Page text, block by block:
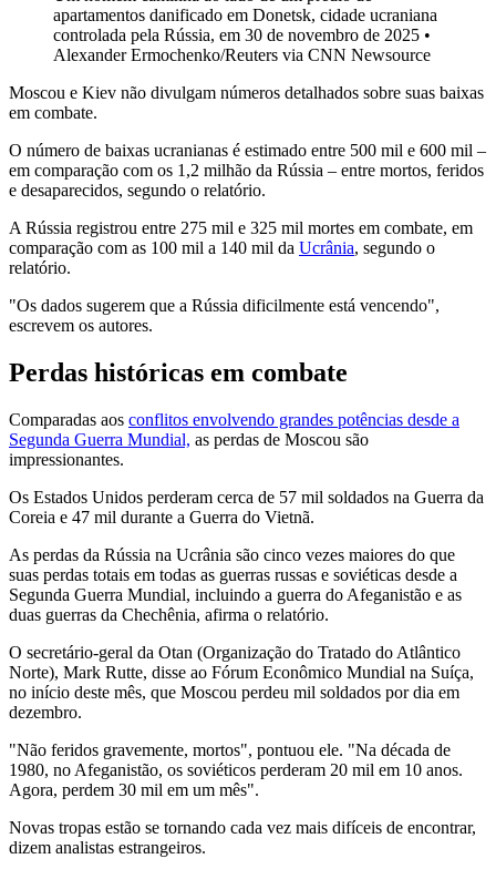
apartamentos danificado em Donetsk, cidade ucraniana
controlada pela Rússia, em 30 de novembro de 2025 •
Alexander Ermochenko/Reuters via CNN Newsource
Moscou e Kiev não divulgam números detalhados sobre suas baixas
em combate.
O número de baixas ucranianas é estimado entre 500 mil e 600 mil –
em comparação com os 1,2 milhão da Rússia – entre mortos, feridos
e desaparecidos, segundo o relatório.
A Rússia registrou entre 275 mil e 325 mil mortes em combate, em
comparação com as 100 mil a 140 mil da Ucrânia, segundo o
relatório.
"Os dados sugerem que a Rússia dificilmente está vencendo",
escrevem os autores.
Perdas históricas em combate
Comparadas aos conflitos envolvendo grandes potências desde a
Segunda Guerra Mundial, as perdas de Moscou são
impressionantes.
Os Estados Unidos perderam cerca de 57 mil soldados na Guerra da
Coreia e 47 mil durante a Guerra do Vietnã.
As perdas da Rússia na Ucrânia são cinco vezes maiores do que
suas perdas totais em todas as guerras russas e soviéticas desde a
Segunda Guerra Mundial, incluindo a guerra do Afeganistão e as
duas guerras da Chechênia, afirma o relatório.
O secretário-geral da Otan (Organização do Tratado do Atlântico
Norte), Mark Rutte, disse ao Fórum Econômico Mundial na Suíça,
no início deste mês, que Moscou perdeu mil soldados por dia em
dezembro.
"Não feridos gravemente, mortos", pontuou ele. "Na década de
1980, no Afeganistão, os soviéticos perderam 20 mil em 10 anos.
Agora, perdem 30 mil em um mês".
Novas tropas estão se tornando cada vez mais difíceis de encontrar,
dizem analistas estrangeiros.